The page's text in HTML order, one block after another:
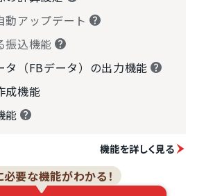
動アップデート
振込機能
タ（FBデータ）の出力機能
成機能
能
機能を詳しく見る
必要な機能がわかる！